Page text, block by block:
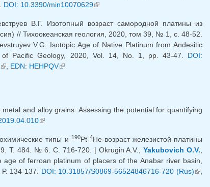
DOI: 10.3390/min10070629(внешняя ссылка)
В.Г. Изотопный возраст самородной платины из
// Тихоокеанская геология, 2020, том 39, № 1, с. 48-52.
V.G. Isotopic Age of Native Platinum from Andesitic
Pacific Geology, 2020, Vol. 14, No. 1, pp. 43-47. DOI:
(внешняя ссылка)
, EDN: HEHPQV(внешняя ссылка)
metal and alloy grains: Assessing the potential for quantifying
(внешняя ссылка)
типы и 190Pt-4He-возраст железистой платины
Т. 484. № 6. С. 716-720. | Okrugin A.V.,Yakubovich O.V.
age of ferroan platinum of placers of the Anabar river basin,
134-137. DOI: 10.31857/S0869-56524846716-720 (Rus)